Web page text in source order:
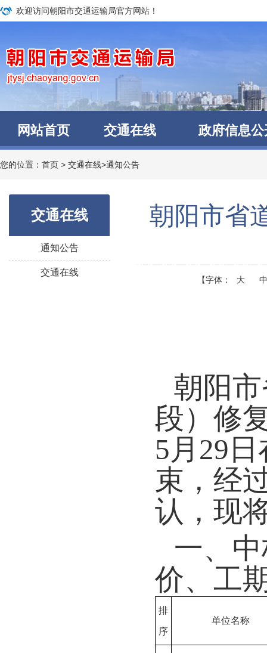
欢迎访问朝阳市交通运输局官方网站！
网站首页 交通在线 政府信息公
您的位置： 首页 > 交通在线>通知公告
交通在线
通知公告
交通在线
朝阳市省
【字体： 大
朝阳
段）修
5月 29 日
束，经
认，现
一、
价、 工
排
序
单位名称